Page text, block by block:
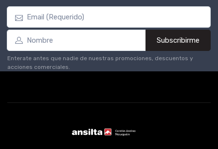
Subscribirme
Enterate antes que nadie de nuestras promociones, descuentos y
acciones comerciales.